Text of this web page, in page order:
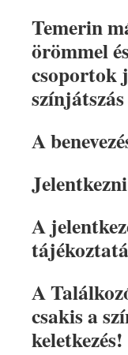
Temerin
örömmel
csoportok
A
A
A
csakis a
keletkezés!